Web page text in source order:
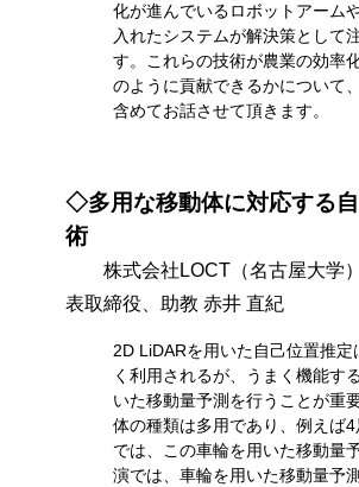
化が進んでいるロボットアーム
入れたシステムが解決策として
す。これらの技術が農業の効率
のように貢献できるかについて
含めてお話させて頂きます。
◇多用な移動体に対応する
術
株式会社LOCT（名古屋大
表取締役、助教 赤井 直紀
2D LiDARを用いた自己位置推定
く利用されるが、うまく機能す
いた移動量予測を行うことが重
体の種類は多用であり、例えば
では、この車輪を用いた移動量
演では、車輪を用いた移動量予